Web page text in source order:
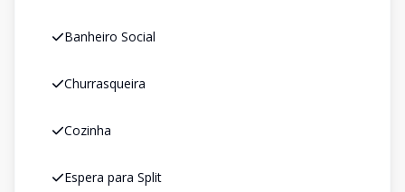
Banheiro Social
Churrasqueira
Cozinha
Espera para Split